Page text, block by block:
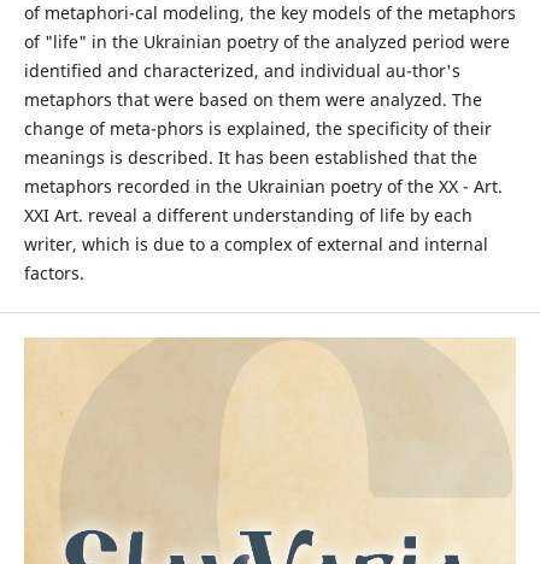
of metaphori-cal modeling, the key models of the metaphors
of "life" in the Ukrainian poetry of the analyzed period were
identified and characterized, and individual au-thor's
metaphors that were based on them were analyzed. The
change of meta-phors is explained, the specificity of their
meanings is described. It has been established that the
metaphors recorded in the Ukrainian poetry of the XX - Art.
XXI Art. reveal a different understanding of life by each
writer, which is due to a complex of external and internal
factors.